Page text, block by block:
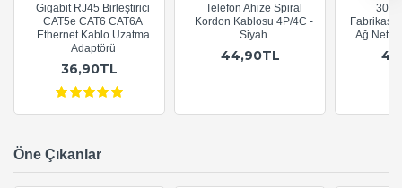
Gigabit RJ45 Birleştirici
CAT5e CAT6 CAT6A
Ethernet Kablo Uzatma
Adaptörü
36,90TL
Telefon Ahize Spiral
Kordon Kablosu 4P/4C -
Siyah
44,90TL
Ağ
Öne Çıkanlar